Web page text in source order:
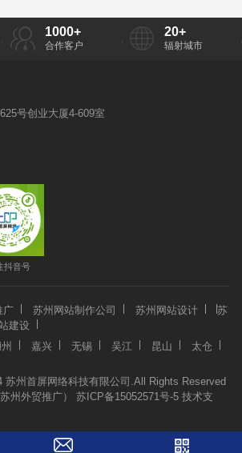
1000+
合作客户
20+
辐射城市
号创业大厦4-609室
抖音号
广 苏州网站制作公司 苏州网站设计
苏
建设
嘉兴 无锡 吴江 昆山
太仓
苏州首屏网络科技有限公司.All Rights Reserved
州外贸推广）
苏ICP备15052571号-5 技术支